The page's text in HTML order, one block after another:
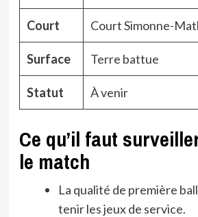
Court Court Simonne-
Surface Terre battue
Statut À venir
Ce qu’il faut
le match
La qualité de première
tenir les jeux de service.